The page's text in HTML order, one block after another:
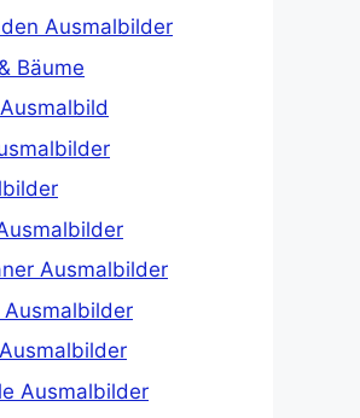
Ausmalbilder
Bäume
Ausmalbilder
Ausmalbilder
Ausmalbilder